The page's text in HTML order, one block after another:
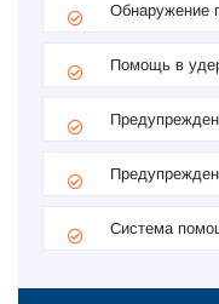
Обнаружение
Помощь в
Система